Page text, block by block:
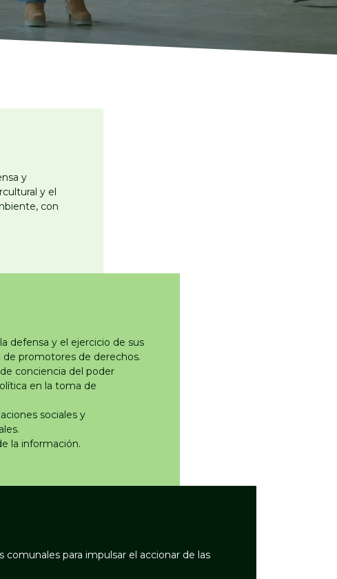
y
y el
con
defensa y el ejercicio de sus
promotores de derechos.
conciencia del poder
en la toma de
sociales y
la información.
para impulsar el accionar de las